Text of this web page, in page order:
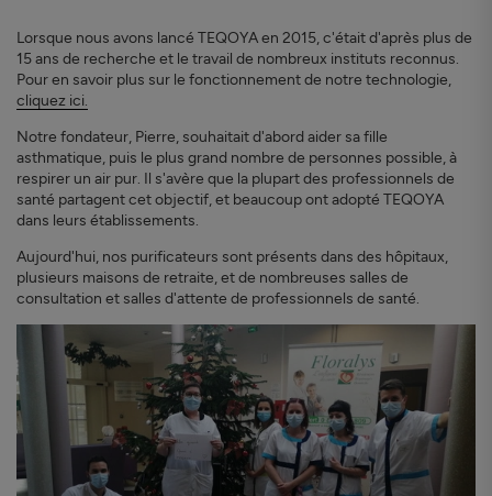
Lorsque nous avons lancé TEQOYA en 2015, c'était d'après plus de
15 ans de recherche et le travail de nombreux instituts reconnus.
Pour en savoir plus sur le fonctionnement de notre technologie,
cliquez ici.
Notre fondateur, Pierre, souhaitait d'abord aider sa fille
asthmatique, puis le plus grand nombre de personnes possible, à
respirer un air pur. Il s'avère que la plupart des professionnels de
santé partagent cet objectif, et beaucoup ont adopté TEQOYA
dans leurs établissements.
Aujourd'hui, nos purificateurs sont présents dans des hôpitaux,
plusieurs maisons de retraite, et de nombreuses salles de
consultation et salles d'attente de professionnels de santé.